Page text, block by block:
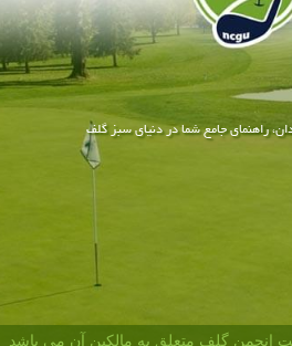
راهنمای جامع شما در دنیای سبز گلف